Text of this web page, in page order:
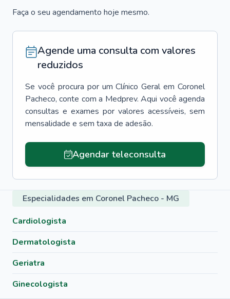
Faça o seu agendamento hoje mesmo.
Agende uma consulta com valores
reduzidos
Se você procura por um Clínico Geral em Coronel
Pacheco, conte com a Medprev. Aqui você agenda
consultas e exames por valores acessíveis, sem
mensalidade e sem taxa de adesão.
Agendar teleconsulta
Especialidades em Coronel Pacheco - MG
Cardiologista
Dermatologista
Geriatra
Ginecologista